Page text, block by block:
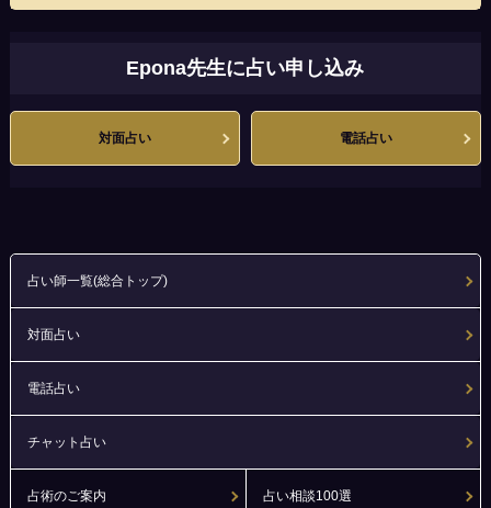
Epona先生に占い申し込み
対面占い 電話占い
占い師一覧(総合トップ)
対面占い
電話占い
チャット占い
占術のご案内 占い相談100選